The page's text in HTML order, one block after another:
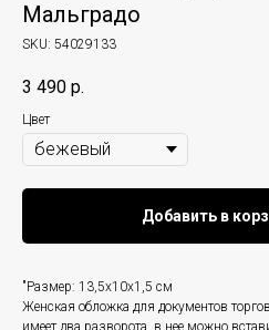
Мальградо
SKU: 54029133
3 490 р.
Цвет
Добавить в
"Размер: 13,5х10х1,5 см
Женская обложка для документов